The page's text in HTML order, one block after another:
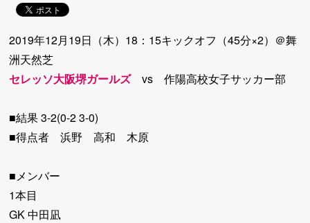
2019年12月19日（木）18：15キックオフ（45分×2）＠舞
洲天然芝
セレッソ大阪堺ガールズvs 作陽高校女子サッカー部
■結果 3-2(0-2 3-0)
■得点者 浜野 高和 木原
■メンバー
1本目
GK 中田凪